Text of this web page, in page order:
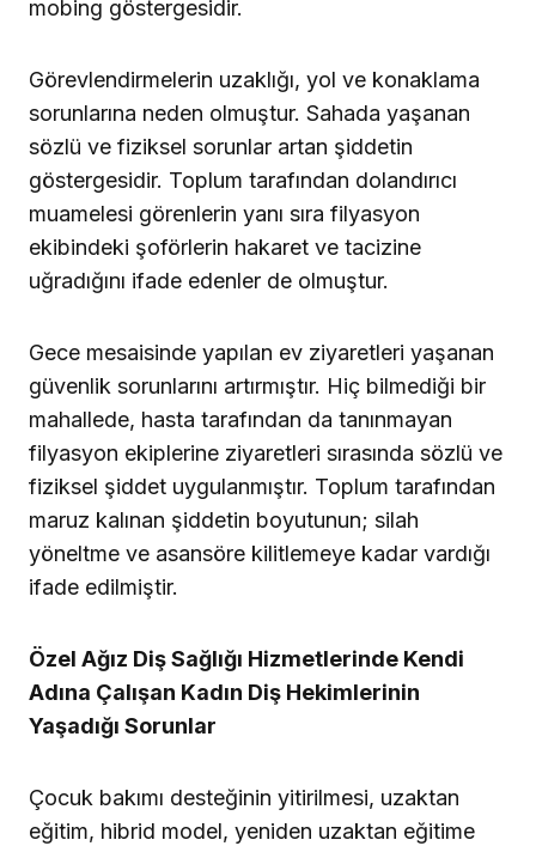
mobing göstergesidir.
Görevlendirmelerin uzaklığı, yol ve konaklama
sorunlarına neden olmuştur. Sahada yaşanan
sözlü ve fiziksel sorunlar artan şiddetin
göstergesidir. Toplum tarafından dolandırıcı
muamelesi görenlerin yanı sıra filyasyon
ekibindeki şoförlerin hakaret ve tacizine
uğradığını ifade edenler de olmuştur.
Gece mesaisinde yapılan ev ziyaretleri yaşanan
güvenlik sorunlarını artırmıştır. Hiç bilmediği bir
mahallede, hasta tarafından da tanınmayan
filyasyon ekiplerine ziyaretleri sırasında sözlü ve
fiziksel şiddet uygulanmıştır. Toplum tarafından
maruz kalınan şiddetin boyutunun; silah
yöneltme ve asansöre kilitlemeye kadar vardığı
ifade edilmiştir.
Özel Ağız Diş Sağlığı Hizmetlerinde Kendi
Adına Çalışan Kadın Diş Hekimlerinin
Yaşadığı Sorunlar
Çocuk bakımı desteğinin yitirilmesi, uzaktan
eğitim, hibrid model, yeniden uzaktan eğitime